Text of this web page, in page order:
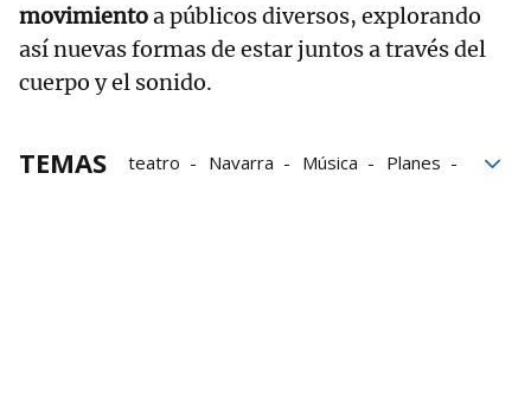
movimientoa públicos diversos, explorando
así nuevas formas de estar juntos a través del
cuerpo y el sonido.
TEMAS teatro Navarra Música
Planes